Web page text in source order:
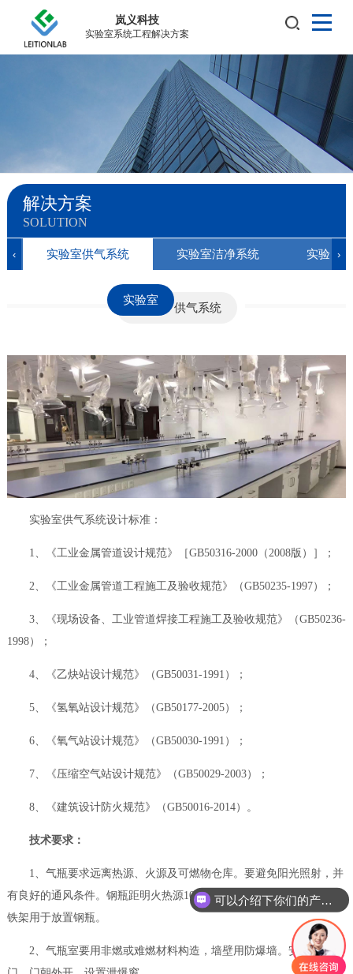
岚义科技
实验室系统工程解决方案
解决方案
SOLUTION
实验室供气系统 实验室洁净系统 实验室
‹ ›
实验室
供气系统
实验室供气系统设计标准：
1、《工业金属管道设计规范》［GB50316-2000（2008版）］；
2、《工业金属管道工程施工及验收规范》（GB50235-1997）；
3、《现场设备、工业管道焊接工程施工及验收规范》（GB50236-
1998）；
4、《乙炔站设计规范》（GB50031-1991）；
5、《氢氧站设计规范》（GB50177-2005）；
6、《氧气站设计规范》（GB50030-1991）；
7、《压缩空气站设计规范》（GB50029-2003）；
8、《建筑设计防火规范》（GB50016-2014）。
技术要求：
1、气瓶要求远离热源、火源及可燃物仓库。要避免阳光照射，并
有良好的通风条件。钢瓶距明火热源10m以上，室内设有直立稳固的
铁架用于放置钢瓶。
2、气瓶室要用非燃或难燃材料构造，墙壁用防爆墙。安装防爆
可以介绍下你们的产品么？